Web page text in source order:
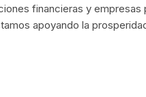
financieras y
apoyando la